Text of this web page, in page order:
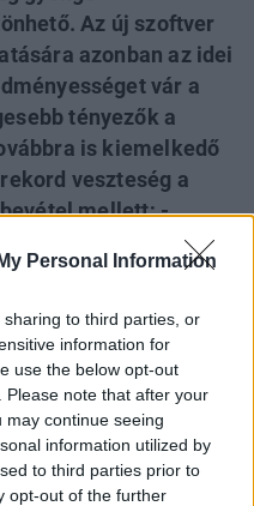
Personal Information
to third parties, or
information for
use the below opt-out
note that after your
continue seeing
information utilized by
to third parties prior to
opt-out of the further
Az új szoftver
azonban az idei
vár a
tényezők a
is kiemelkedő
veszteség a
mellett; -
a forint erősödése
prognózis
bejelentése
jelentős hatással a
Az új szoftverből
lehet a
keresztül kihasználni,